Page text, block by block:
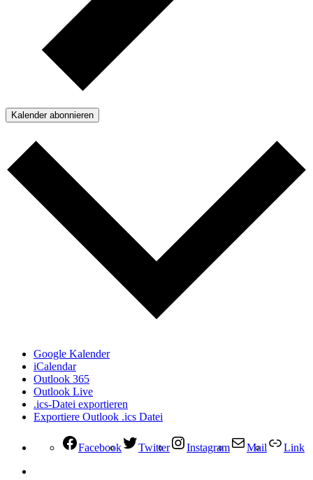
Kalender abonnieren
Google Kalender
iCalendar
Outlook 365
Outlook Live
.ics-Datei exportieren
Exportiere Outlook .ics Datei
Facebook Twitter Instagram Mail Link